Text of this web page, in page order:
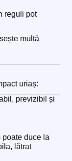
reguli pot
multă
uriaș:
previzibil și
poate duce la
lătrat